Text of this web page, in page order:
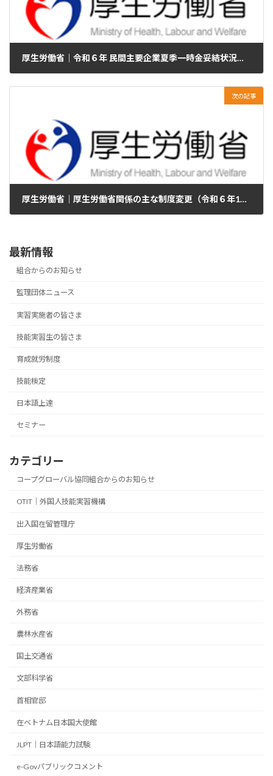
厚生労働省｜令和６年 民間主要企業夏季一時金妥結状況を公表します
次の記事
厚生労働省｜厚生労働省関係の主な制度変更（令和６年10月）について
最新情報
組合からのお知らせ
監理団体ニュース
実習実施者の皆さま
技能実習生の皆さま
育成就労制度
技能検定
日本語上達
セミナー
カテゴリー
コープグローバル協同組合からのお知らせ
OTIT｜外国人技能実習機構
出入国在留管理庁
厚生労働省
法務省
経済産業省
外務省
農林水産省
国土交通省
文部科学省
首相官邸
在ベトナム日本国大使館
JLPT｜日本語能力試験
e-Govパブリックコメント